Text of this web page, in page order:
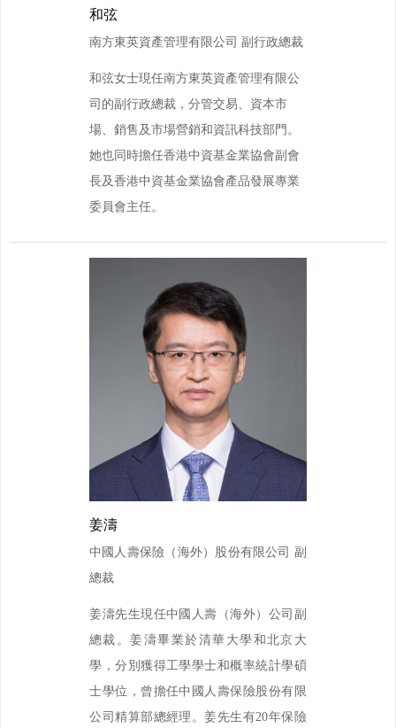
和弦
南方東英資產管理有限公司 副行政總裁
和弦女士現任南方東英資產管理有限公
司的副行政總裁，分管交易、資本市
場、銷售及市場營銷和資訊科技部門。
她也同時擔任香港中資基金業協會副會
長及香港中資基金業協會產品發展專業
委員會主任。
姜濤
中國人壽保險（海外）股份有限公司 副
總裁
姜濤先生現任中國人壽（海外）公司副
總裁。姜濤畢業於清華大學和北京大
學，分別獲得工學學士和概率統計學碩
士學位，曾擔任中國人壽保險股份有限
公司精算部總經理。姜先生有20年保險